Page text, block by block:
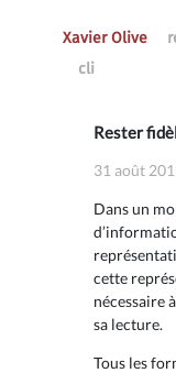
Xavier Olive
cli
Rester
31 août
Dans un
cette
nécessaire
sa lecture.
Tous les